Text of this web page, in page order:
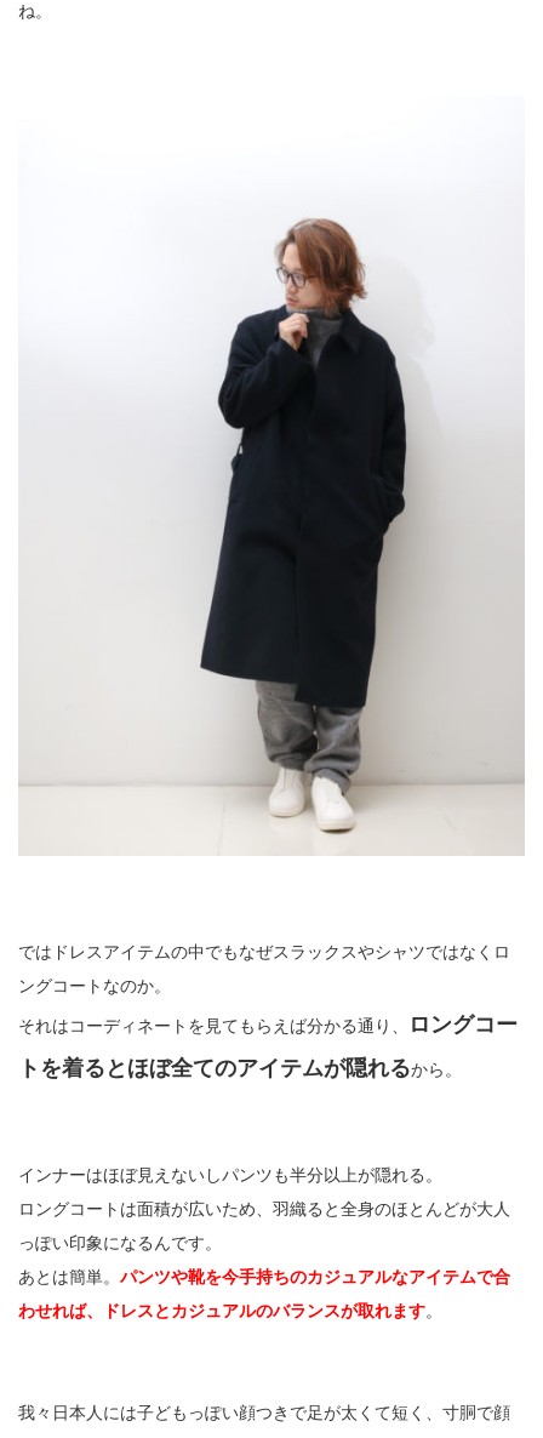
ね。
ではドレスアイテムの中でもなぜスラックスやシャツではなくロ
ングコートなのか。
それはコーディネートを見てもらえば分かる通り、
ロングコー
トを着るとほぼ全てのアイテムが隠れるから。
インナーはほぼ見えないしパンツも半分以上が隠れる。
ロングコートは面積が広いため、羽織ると全身のほとんどが大人
っぽい印象になるんです。
あとは簡単。 パンツや靴を今手持ちのカジュアルなアイテムで合
わせれば、ドレスとカジュアルのバランスが取れます。
我々日本人には子どもっぽい顔つきで足が太くて短く、寸胴で顔